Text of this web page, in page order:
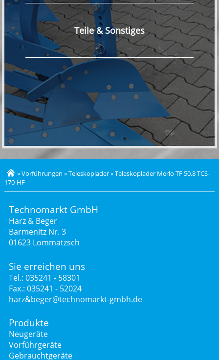
Teile & Sonstiges
»Vorführungen »Teleskoplader»Teleskoplader Merlo TF 50.8 TCS-
170-HF
Technomarkt GmbH
Harz & Beger
Barmenitz Nr. 3
01623 Lommatzsch
Sie erreichen uns
Tel.: 035241 - 58301
Fax.: 035241 - 52024
harz&beger@technomarkt-gmbh.de
Produkte
Neugeräte
Vorführgeräte
Gebrauchtgeräte